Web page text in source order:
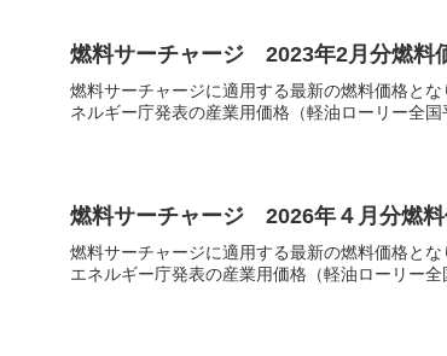
燃料サーチャージ 2023年2月分燃料
燃料サーチャージに適用する最新の燃料価格
ネルギー庁発表の産業用価格（軽油ローリー全
燃料サーチャージ 2026年４月分燃
燃料サーチャージに適用する最新の燃料価格
エネルギー庁発表の産業用価格（軽油ローリー